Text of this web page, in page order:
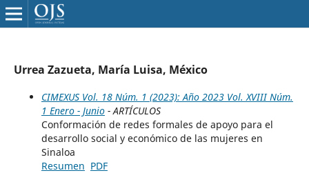
Urrea Zazueta, María Luisa, México
CIMEXUS Vol. 18 Núm. 1 (2023): Año 2023 Vol. XVIII Núm.
1 Enero - Junio- ARTÍCULOS
Conformación de redes formales de apoyo para el
desarrollo social y económico de las mujeres en
Sinaloa
Resumen PDF